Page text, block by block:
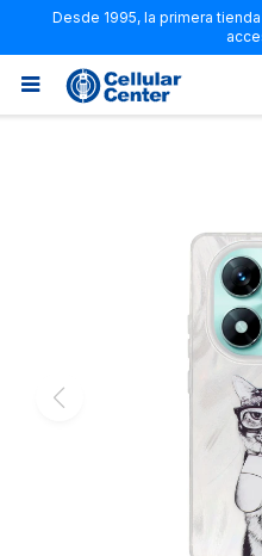
Desde 1995, la primera
